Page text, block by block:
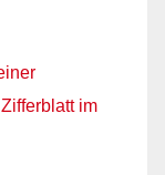
im